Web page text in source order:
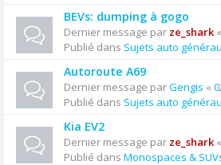
BEVs: dumping à gogo
Dernier message par ze_shark«
Publié dans Sujets auto
Autoroute A69
Dernier message parGengis «
Publié dans Sujets auto
Kia EV2
Dernier message par ze_shark«
Publié dans Monospaces &